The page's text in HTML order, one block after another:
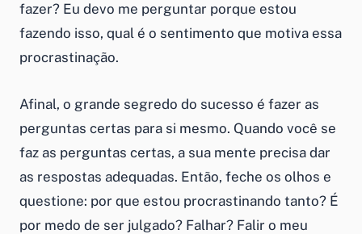
fazer? Eu devo me perguntar porque estou
fazendo isso, qual é o sentimento que motiva essa
procrastinação.
Afinal, o grande segredo do sucesso é fazer as
perguntas certas para si mesmo. Quando você se
faz as perguntas certas, a sua mente precisa dar
as respostas adequadas. Então, feche os olhos e
questione: por que estou procrastinando tanto? É
por medo de ser julgado? Falhar? Falir o meu